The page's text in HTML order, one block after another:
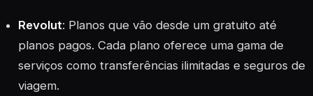
Revolut: Planos que vão desde um gratuito até
planos pagos. Cada plano oferece uma gama de
serviços como transferências ilimitadas e seguros de
viagem.